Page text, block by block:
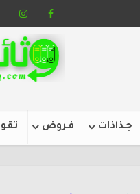
جـذاذات فـروض